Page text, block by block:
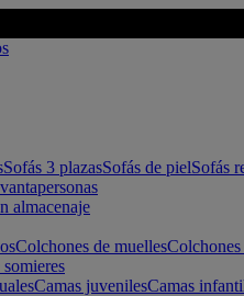
Sofás 3 plazasSofás de pielSofás
almacenaje
Colchones de muellesColchones
somieres
Camas juvenilesCamas